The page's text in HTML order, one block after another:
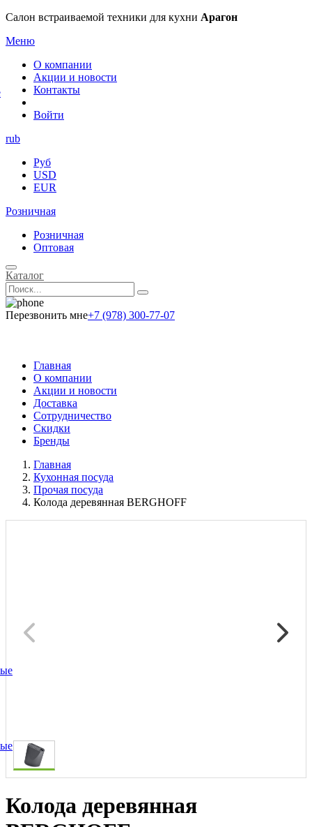
Салон встраиваемой техники для кухни Арагон
Меню
О компании
Акции и новости
Контакты
Войти
rub
Руб
USD
EUR
Розничная
Розничная
Оптовая
Каталог
Перезвонить мне+7 (978) 300-77-07
Главная
О компании
Акции и новости
Доставка
Сотрудничество
Скидки
Бренды
Главная
Кухонная посуда
Прочая посуда
Колода деревянная BERGHOFF
Колода деревянная